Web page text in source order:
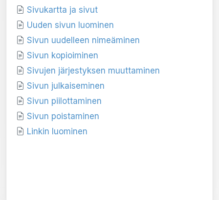
Sivukartta ja sivut
Uuden sivun luominen
Sivun uudelleen nimeäminen
Sivun kopioiminen
Sivujen järjestyksen muuttaminen
Sivun julkaiseminen
Sivun piilottaminen
Sivun poistaminen
Linkin luominen